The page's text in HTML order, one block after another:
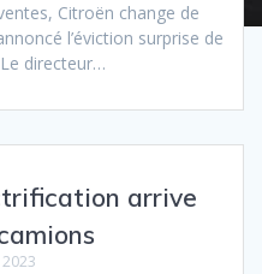
Citroën change de
l’éviction surprise de
directeur…
arrive